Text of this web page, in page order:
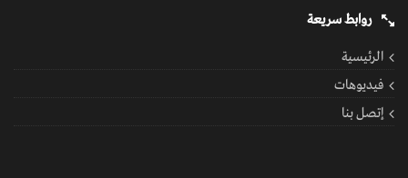
روابط سريعة
الرئيسية
فيديوهات
إتصل بنا